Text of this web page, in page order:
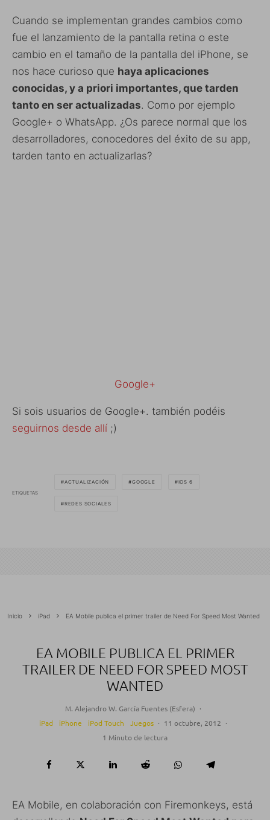
Cuando se implementan grandes cambios como
fue el lanzamiento de la pantalla retina o este
cambio en el tamaño de la pantalla del iPhone, se
nos hace curioso que haya aplicaciones
conocidas, y a priori importantes, que tarden
tanto en ser actualizadas. Como por ejemplo
Google+ o WhatsApp. ¿Os parece normal que los
desarrolladores, conocedores del éxito de su app,
tarden tanto en actualizarlas?
Google+
Si sois usuarios de Google+. también podéis
seguirnos desde allí ;)
ETIQUETAS
ACTUALIZACIÓN GOOGLE IOS 6
REDES SOCIALES
Inicio iPad EA Mobile publica el primer trailer de Need For Speed Most Wanted
EA MOBILE PUBLICA EL PRIMER
TRAILER DE NEED FOR SPEED MOST
WANTED
M. Alejandro W. García Fuentes (Esfera) ·
iPad
iPhone iPod Touch Juegos · 11 octubre, 2012 ·
1 Minuto de lectura
EA Mobile, en colaboración con Firemonkeys, está